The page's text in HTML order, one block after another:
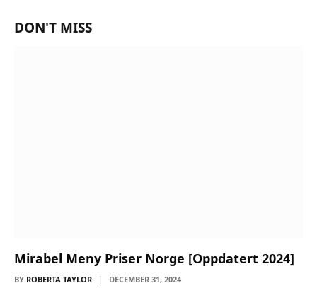
DON'T MISS
Mirabel Meny Priser Norge [Oppdatert 2024]
BY ROBERTA TAYLOR DECEMBER 31, 2024